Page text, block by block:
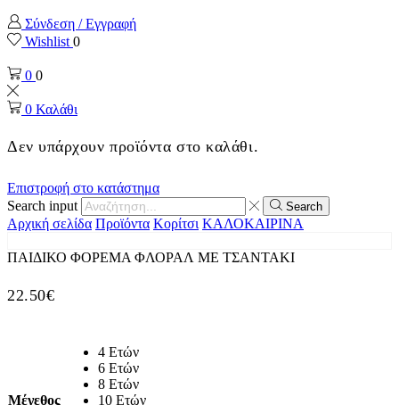
Σύνδεση / Εγγραφή
Wishlist 0
0 0
0 Καλάθι
Δεν υπάρχουν προϊόντα στο καλάθι.
Επιστροφή στο κατάστημα
Search input
Search
Αρχική σελίδα Προϊόντα Κορίτσι ΚΑΛΟΚΑΙΡΙΝΑ
ΠΑΙΔΙΚΟ ΦΟΡΕΜΑ ΦΛΟΡΑΛ ΜΕ ΤΣΑΝΤΑΚΙ
22.50€
Μέγεθος
4 Ετών
6 Ετών
8 Ετών
10 Ετών